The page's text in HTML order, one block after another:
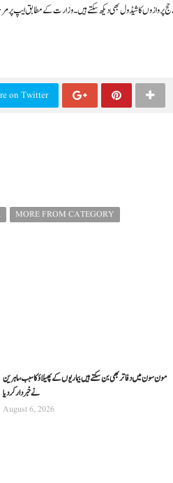
کا شیڈول بھی دیکھ سکتے ہیں۔ وزارت کے مطابق ایپ پر
on Twitter
MORE FROM CATEGORY
مون سون میں دفاتر بھی بن سکتے ہیں بیماریوں کے پھیلاؤ کا سبب، ماہرین
نے خبردار کر دیا
August 6, 2026